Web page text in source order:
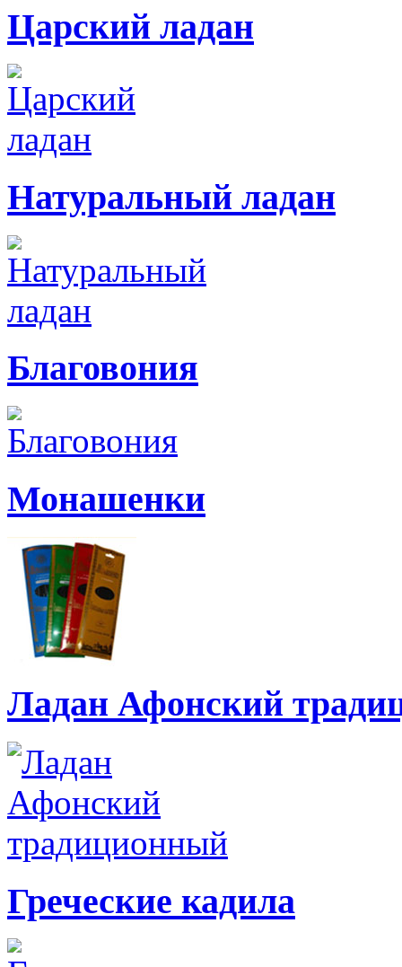
Царский ладан
Натуральный ладан
Благовония
Монашенки
Ладан Афонский
Греческие кадила